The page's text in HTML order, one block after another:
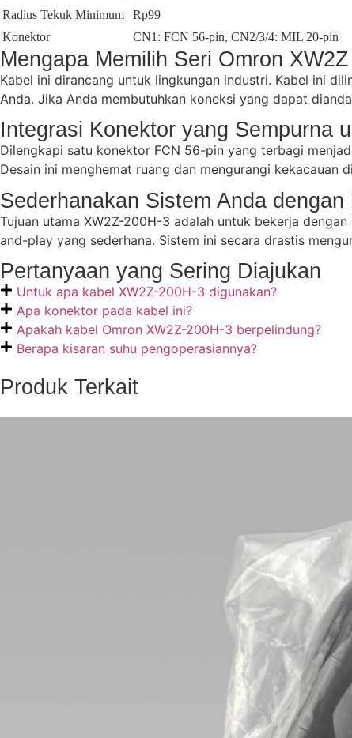
Radius Tekuk Minimum
Rp99
Konektor
CN1: FCN 56-pin, CN2/3/4: MIL 20-pin
Mengapa Memilih Seri Omron
Kabel ini dirancang untuk lingkungan industri. Kabel ini
Anda. Jika Anda membutuhkan koneksi yang dapat
Integrasi Konektor yang Sempurna
Dilengkapi satu konektor FCN 56-pin yang terbagi
Desain ini menghemat ruang dan mengurangi kekacauan
Sederhanakan Sistem Anda
Tujuan utama XW2Z-200H-3 adalah untuk bekerja
and-play yang sederhana. Sistem ini secara drastis
Pertanyaan yang Sering Diajukan
Untuk apa kabel XW2Z-200H-3 digunakan?
Apa konektor pada kabel ini?
Apakah kabel Omron XW2Z-200H-3 berpelindung?
Berapa kisaran suhu pengoperasiannya?
Produk Terkait